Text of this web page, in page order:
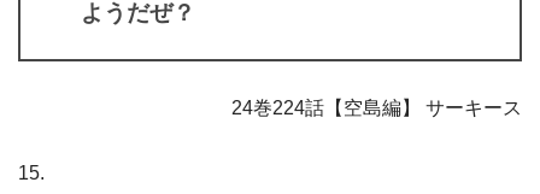
ようだぜ？
24巻224話【空島編】 サーキース
15.